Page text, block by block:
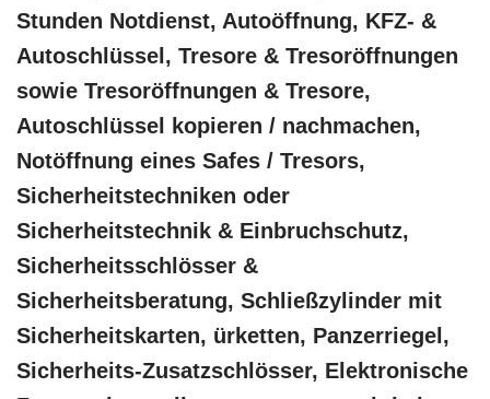
Stunden Notdienst, Autoöffnung, KFZ- &
Autoschlüssel, Tresore & Tresoröffnungen
sowie Tresoröffnungen & Tresore,
Autoschlüssel kopieren / nachmachen,
Notöffnung eines Safes / Tresors,
Sicherheitstechniken oder
Sicherheitstechnik & Einbruchschutz,
Sicherheitsschlösser &
Sicherheitsberatung, Schließzylinder mit
Sicherheitskarten, ürketten, Panzerriegel,
Sicherheits-Zusatzschlösser, Elektronische